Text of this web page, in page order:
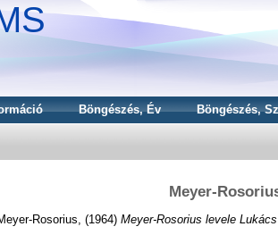
Böngészés, Év Böngészés,
Meyer-
Rosorius, (1964) Meyer-Rosorius levele